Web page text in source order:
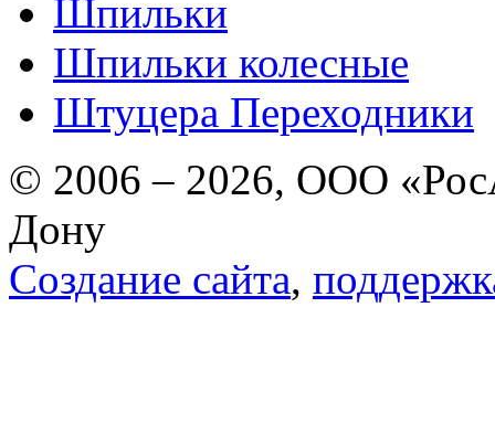
Шпильки
Шпильки колесные
Штуцера Переходники
© 2006 – 2026, ООО
Дону
Создание сайта,